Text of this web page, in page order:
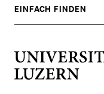
UNTERMENÜ
EINFACH FINDEN
DAS